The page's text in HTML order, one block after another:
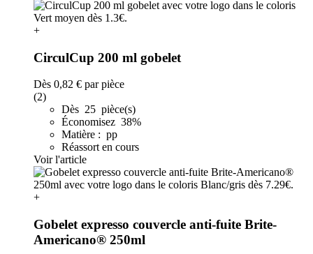
+
CirculCup 200 ml gobelet
Dès 0,82 € par pièce
(2)
Dès 25 pièce(s)
Économisez 38%
Matière : pp
Réassort en cours
Voir l'article
+
Gobelet expresso couvercle anti-fuite Brite-
Americano® 250ml